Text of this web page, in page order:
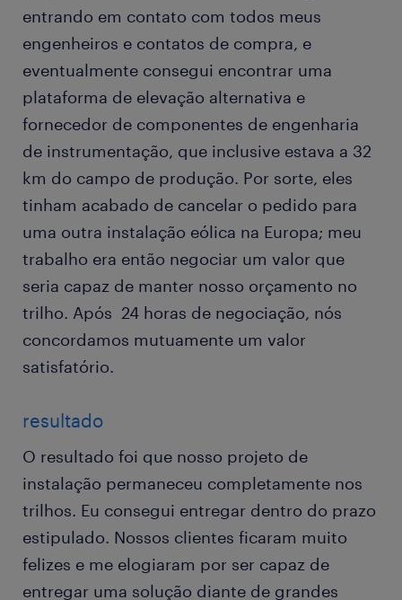
entrando em contato com todos meus
engenheiros e contatos de compra, e
eventualmente consegui encontrar uma
plataforma de elevação alternativa e
fornecedor de componentes de engenharia
de instrumentação, que inclusive estava a 32
km do campo de produção. Por sorte, eles
tinham acabado de cancelar o pedido para
uma outra instalação eólica na Europa; meu
trabalho era então negociar um valor que
seria capaz de manter nosso orçamento no
trilho. Após 24 horas de negociação, nós
concordamos mutuamente um valor
satisfatório.
resultado
O resultado foi que nosso projeto de
instalação permaneceu completamente nos
trilhos. Eu consegui entregar dentro do prazo
estipulado. Nossos clientes ficaram muito
felizes e me elogiaram por ser capaz de
entregar uma solução diante de grandes